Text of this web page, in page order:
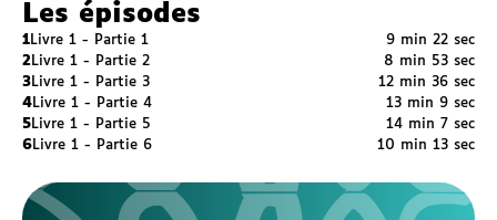
Les épisodes
1Livre 1 - Partie 1
9 min 22 sec
2Livre 1 - Partie 2
8 min 53 sec
3Livre 1 - Partie 3
12 min 36 sec
4Livre 1 - Partie 4
13 min 9 sec
5Livre 1 - Partie 5
14 min 7 sec
6Livre 1 - Partie 6 10 min 13 sec